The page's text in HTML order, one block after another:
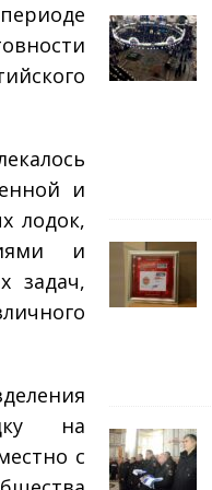
и
лодок,
и
задач,
на
с